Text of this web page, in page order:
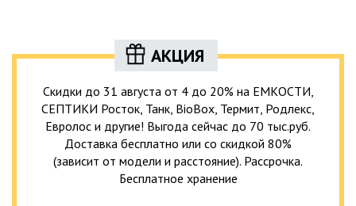
АКЦИЯ
Скидки до 31 августа от 4 до 20% на ЕМКОСТИ,
СЕПТИКИ Росток, Танк, BioBox, Термит, Родлекс,
Евролос и другие! Выгода сейчас до 70 тыс.руб.
Доставка бесплатно или со скидкой 80%
(зависит от модели и расстояние). Рассрочка.
Бесплатное хранение